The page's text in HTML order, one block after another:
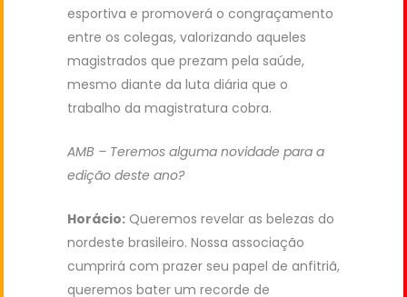
esportiva e promoverá o congraçamento
entre os colegas, valorizando aqueles
magistrados que prezam pela saúde,
mesmo diante da luta diária que o
trabalho da magistratura cobra.
AMB – Teremos alguma novidade para a
edição deste ano?
Horácio: Queremos revelar as belezas do
nordeste brasileiro. Nossa associação
cumprirá com prazer seu papel de anfitriã,
queremos bater um recorde de